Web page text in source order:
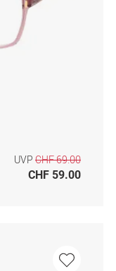
UVP CHF 69.00
CHF 59.00